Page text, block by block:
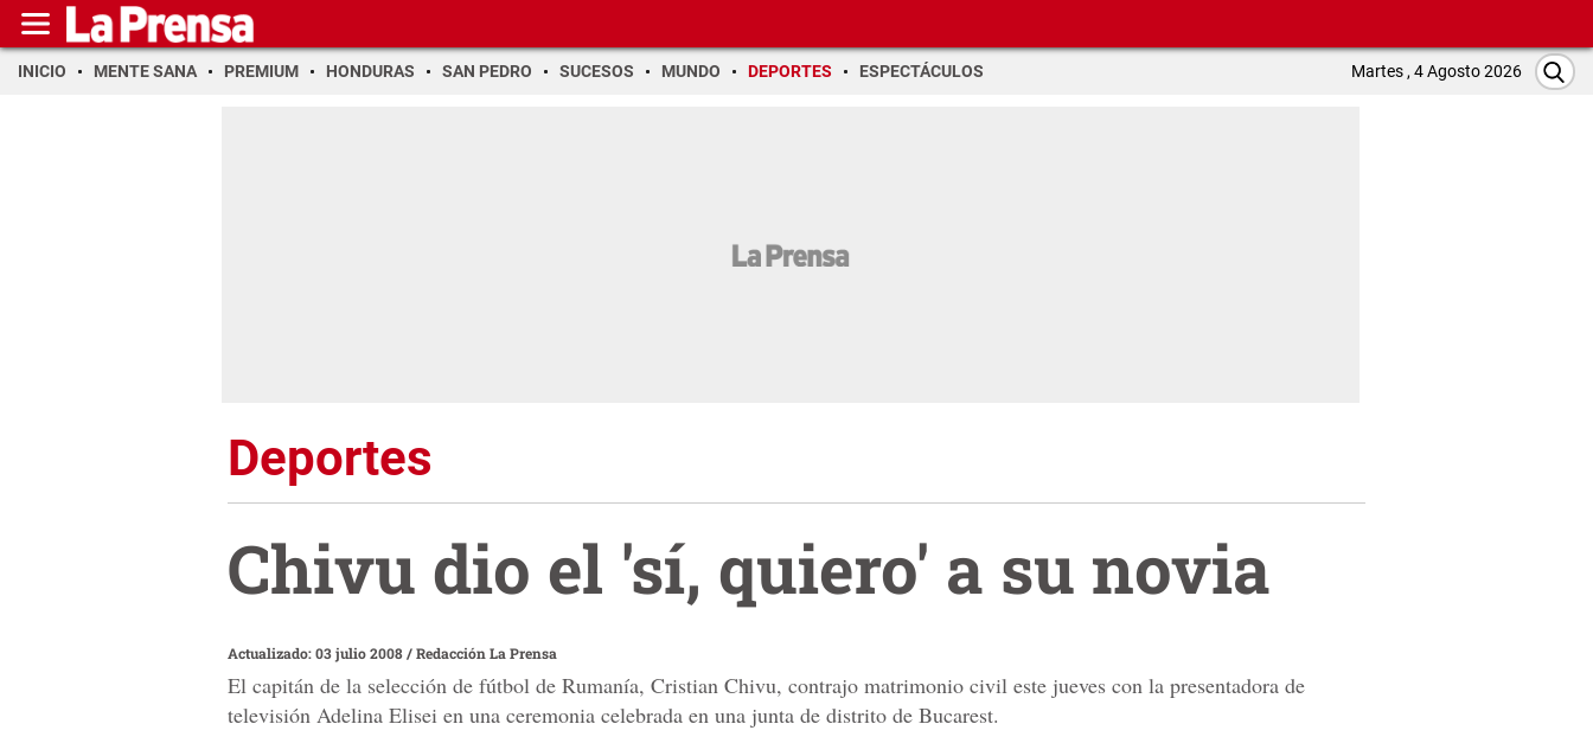
INICIO MENTE SANA PREMIUM HONDURAS SAN PEDRO SUCESOS MUNDO DEPORTES ESPECTÁCULOS Martes , 4 Agosto 2026
Deportes
Chivu dio el 'sí, quiero' a su novia
Actualizado: 03 julio 2008/Redacción La Prensa
El capitán de la selección de fútbol de Rumanía, Cristian Chivu, contrajo matrimonio civil este jueves con la presentadora de
televisión Adelina Elisei en una ceremonia celebrada en una junta de distrito de Bucarest.